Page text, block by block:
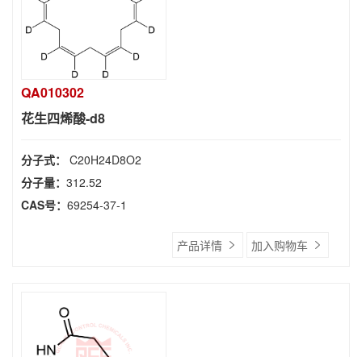
QA010302
花生四烯酸-d8
分子式： C20H24D8O2
分子量： 312.52
CAS号： 69254-37-1
产品详情 加入购物车